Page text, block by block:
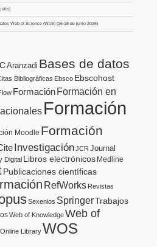
julio)
Web of Science (WoS) (16-18 de junio 2026)
Aranzadi Bases de datos
Bibliográficas Ebsco Ebscohost
FormaciónFormación en
Formación
Moodle Formación
InvestigaciónJCR Journal
Digital Libros electrónicos Medline
Publicaciones científicas
RefWorks Revistas
Sexenios SpringerTrabajos
Web of KnowledgeWeb of
LibraryWOS